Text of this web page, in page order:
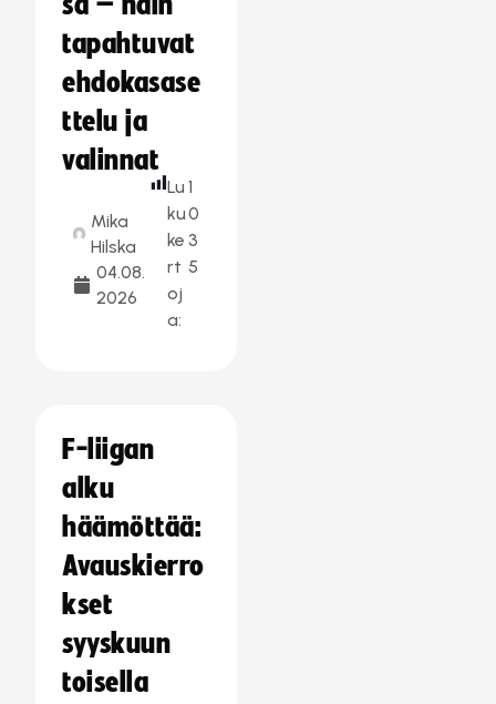
tapahtuvat
ehdokasase
ttelu ja
valinnat
Mika
Hilska
04.08.
2026
Lu
ku
ke
rt
oj
a:
1
0
3
5
F-liigan
alku
häämöttää:
Avauskierro
kset
syyskuun
toisella